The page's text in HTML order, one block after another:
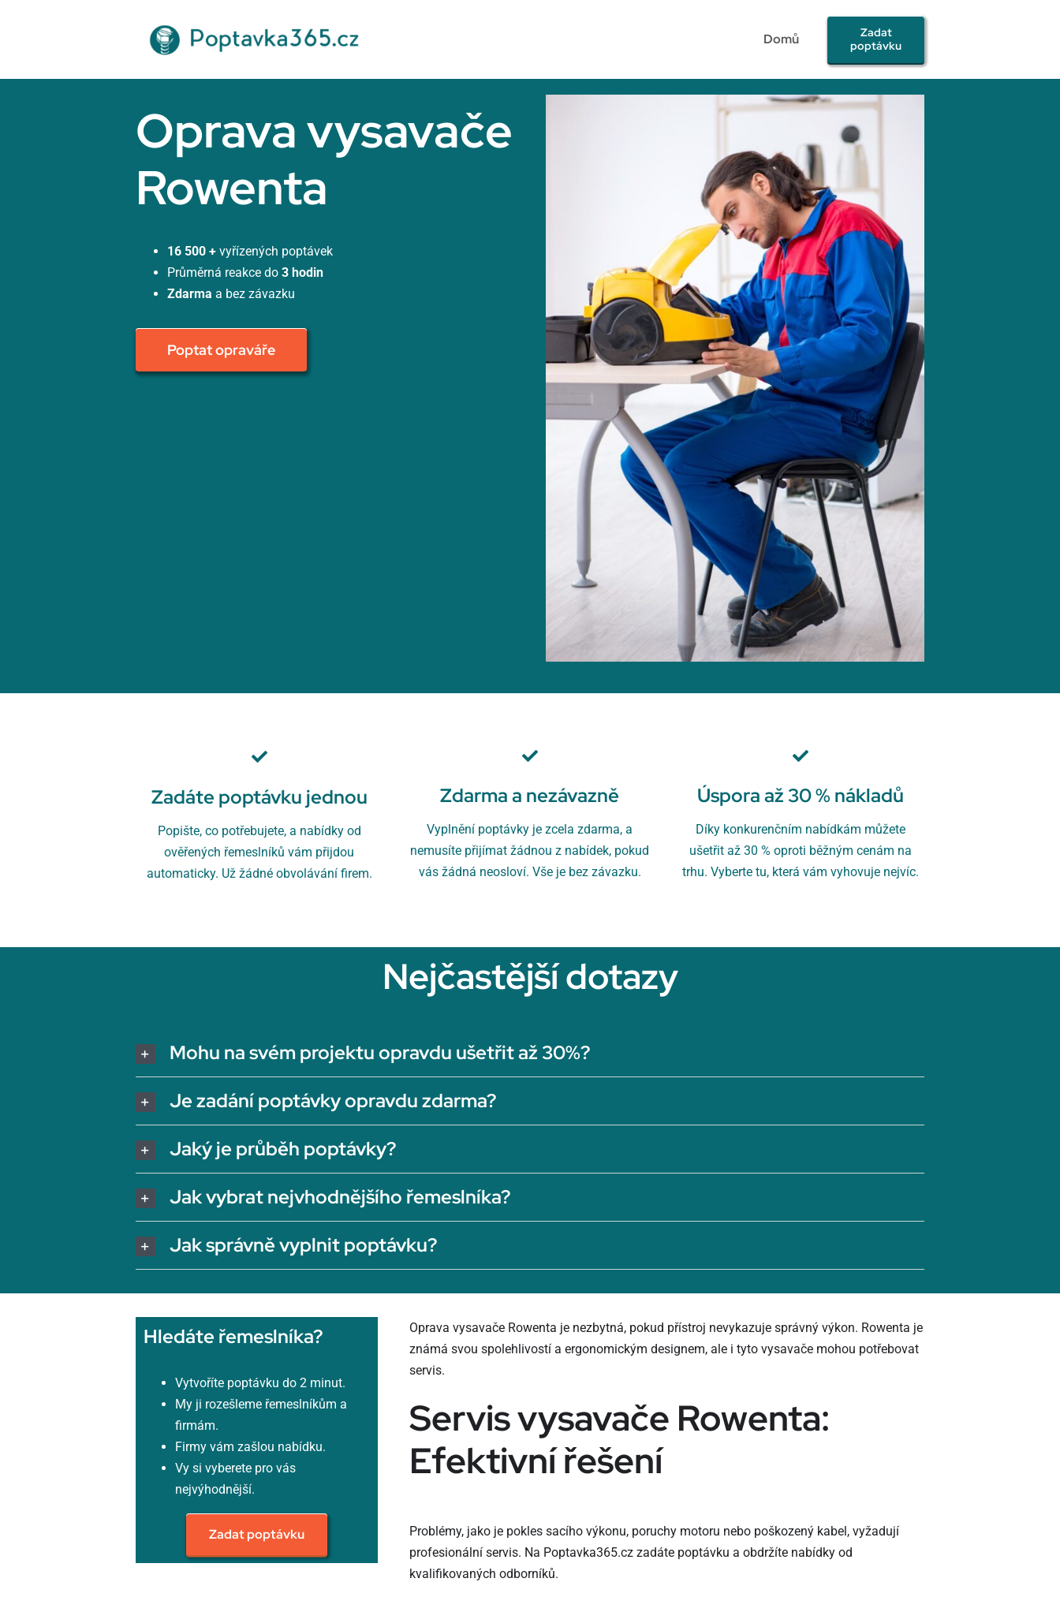
Domů
Zadat
poptávku
Oprava vysavače
Rowenta
16 500 + vyřízených poptávek
Průměrná reakce do 3 hodin
Zdarma a bez závazku
Poptat opraváře
Zadáte poptávku jednou
Popište, co potřebujete, a nabídky od
ověřených řemeslníků vám přijdou
automaticky. Už žádné obvolávání firem.
Zdarma a nezávazně
Vyplnění poptávky je zcela zdarma, a
nemusíte přijímat žádnou z nabídek, pokud
vás žádná neosloví. Vše je bez závazku.
Úspora až 30 % nákladů
Díky konkurenčním nabídkám můžete
ušetřit až 30 % oproti běžným cenám na
trhu. Vyberte tu, která vám vyhovuje nejvíc.
Nejčastější dotazy
Mohu na svém projektu opravdu ušetřit až 30%?
Je zadání poptávky opravdu zdarma?
Jaký je průběh poptávky?
Jak vybrat nejvhodnějšího řemeslníka?
Jak správně vyplnit poptávku?
Hledáte řemeslníka?
Vytvoříte poptávku do 2 minut.
My ji rozešleme řemeslníkům a
firmám.
Firmy vám zašlou nabídku.
Vy si vyberete pro vás
nejvýhodnější.
Zadat poptávku
Oprava vysavače Rowenta je nezbytná, pokud přístroj nevykazuje správný výkon. Rowenta je
známá svou spolehlivostí a ergonomickým designem, ale i tyto vysavače mohou potřebovat
servis.
Servis vysavače Rowenta:
Efektivní řešení
Problémy, jako je pokles sacího výkonu, poruchy motoru nebo poškozený kabel, vyžadují
profesionální servis. Na Poptavka365.cz zadáte poptávku a obdržíte nabídky od
kvalifikovaných odborníků.